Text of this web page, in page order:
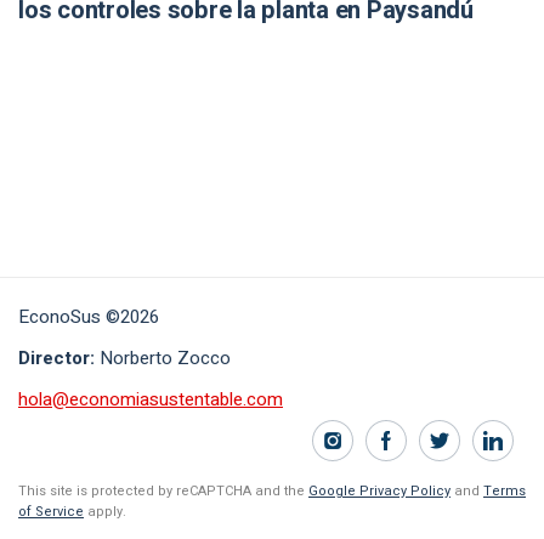
los controles sobre la planta en Paysandú
EconoSus ©2026
Director: Norberto Zocco
hola@economiasustentable.com
This site is protected by reCAPTCHA and the Google Privacy Policy and Terms
of Service apply.